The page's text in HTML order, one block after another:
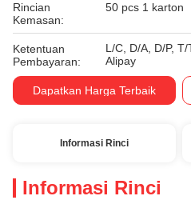
Rincian
Kemasan:
50 pcs 1 karton
Ketentuan
Pembayaran:
L/C, D/A, D/P,
Alipay
Dapatkan Harga Terbaik
Informasi Rinci
Informasi Rinci